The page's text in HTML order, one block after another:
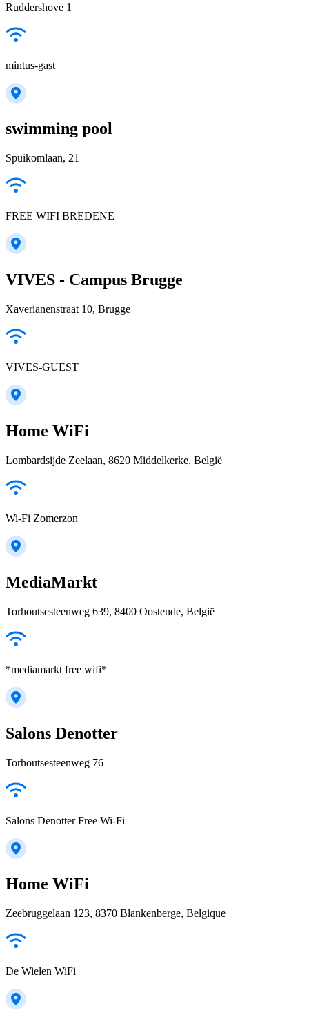
Ruddershove 1
mintus-gast
swimming pool
Spuikomlaan, 21
FREE WIFI BREDENE
VIVES - Campus Brugge
Xaverianenstraat 10, Brugge
VIVES-GUEST
Home WiFi
Lombardsijde Zeelaan, 8620 Middelkerke, België
Wi-Fi Zomerzon
MediaMarkt
Torhoutsesteenweg 639, 8400 Oostende, België
*mediamarkt free wifi*
Salons Denotter
Torhoutsesteenweg 76
Salons Denotter Free Wi-Fi
Home WiFi
Zeebruggelaan 123, 8370 Blankenberge, Belgique
De Wielen WiFi